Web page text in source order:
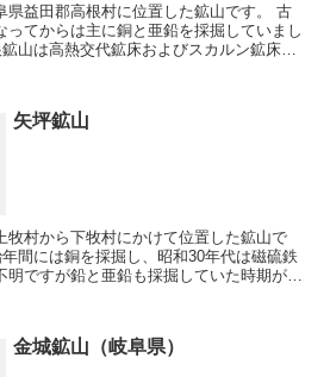
県益田郡高根村に位置した鉱山です。 古
ってからは主に銅と亜鉛を採掘していまし
山は高熱交代鉱床およびスカルン鉱床の
矢坪鉱山
牧村から下牧村にかけて位置した鉱山で
明ですが鉛と亜鉛も採掘していた時期が有
金城鉱山（岐阜県）